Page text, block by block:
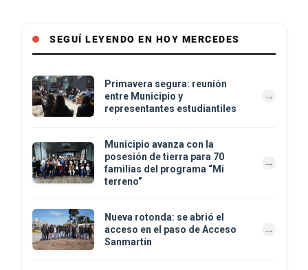
SEGUÍ LEYENDO EN HOY MERCEDES
Primavera segura: reunión
entre Municipio y
representantes estudiantiles
Municipio avanza con la
posesión de tierra para 70
familias del programa “Mi
terreno”
Nueva rotonda: se abrió el
acceso en el paso de Acceso
Sanmartín